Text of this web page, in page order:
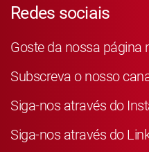
Redes sociais
Goste da nossa página
Subscreva o nosso
Siga-nos através do
Siga-nos através do